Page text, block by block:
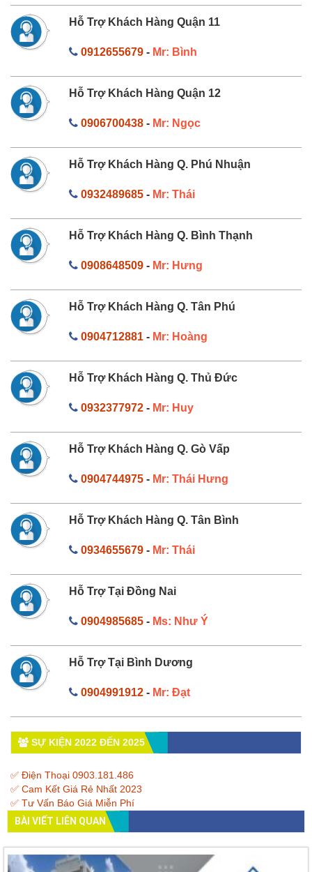
Hỗ Trợ Khách Hàng Quận 11
0912655679- Mr: Bình
Hỗ Trợ Khách Hàng Quận 12
0906700438- Mr: Ngọc
Hỗ Trợ Khách Hàng Q. Phú Nhuận
0932489685- Mr: Thái
Hỗ Trợ Khách Hàng Q. Bình Thạnh
0908648509- Mr: Hưng
Hỗ Trợ Khách Hàng Q. Tân Phú
0904712881- Mr: Hoàng
Hỗ Trợ Khách Hàng Q. Thủ Đức
0932377972- Mr: Huy
Hỗ Trợ Khách Hàng Q. Gò Vấp
0904744975- Mr: Thái Hưng
Hỗ Trợ Khách Hàng Q. Tân Bình
0934655679- Mr: Thái
Hỗ Trợ Tại Đồng Nai
0904985685- Ms: Như Ý
Hỗ Trợ Tại Bình Dương
0904991912- Mr: Đạt
SỰ KIỆN 2022 ĐẾN 2025
✅ Điện Thoại 0903.181.486
✅ Cam Kết Giá Rẻ Nhất 2023
✅ Tư Vấn Báo Giá Miễn Phí
BÀI VIẾT LIÊN QUAN